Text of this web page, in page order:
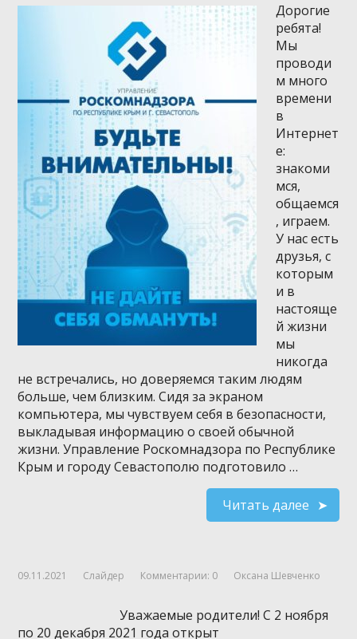
Дорогие
ребята!
Мы
проводи
м много
времени
в
Интернет
е:
знакоми
мся,
общаемся
, играем.
У нас есть
друзья, с
которым
и в
настояще
й жизни
мы
никогда
не встречались, но доверяемся таким людям
больше, чем близким. Сидя за экраном
компьютера, мы чувствуем себя в безопасности,
выкладывая информацию о своей обычной
жизни. Управление Роскомнадзора по Республике
Крым и городу Севастополю подготовило …
Читать далее
09.11.2021 Слайдер Комментарии: 0 Оксана Шевченко
Уважаемые родители! С 2 ноября
по 20 декабря 2021 года открыт